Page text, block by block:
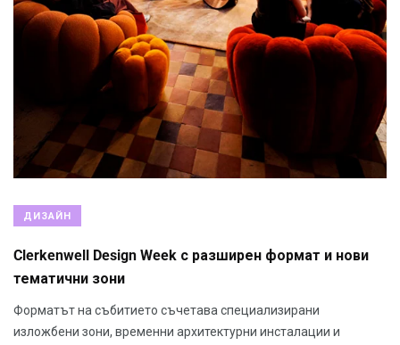
ДИЗАЙН
Clerkenwell Design Week с разширен формат и нови
тематични зони
Форматът на събитието съчетава специализирани
изложбени зони, временни архитектурни инсталации и